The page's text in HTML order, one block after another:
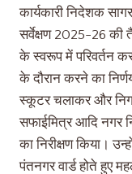
कार्यकारी निदेशक
सर्वेक्षण 2025-26 की
के स्वरूप में परिवर्तन
के दौरान करने का
स्कूटर चलाकर और
सफाईमित्र आदि नगर
का निरीक्षण किया।
पंतनगर वार्ड होते हुए